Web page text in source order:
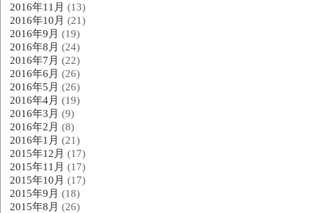
2016年11月 (13)
2016年10月 (21)
2016年9月 (19)
2016年8月 (24)
2016年7月 (22)
2016年6月 (26)
2016年5月 (26)
2016年4月 (19)
2016年3月 (9)
2016年2月 (8)
2016年1月 (21)
2015年12月 (17)
2015年11月 (17)
2015年10月 (17)
2015年9月 (18)
2015年8月 (26)